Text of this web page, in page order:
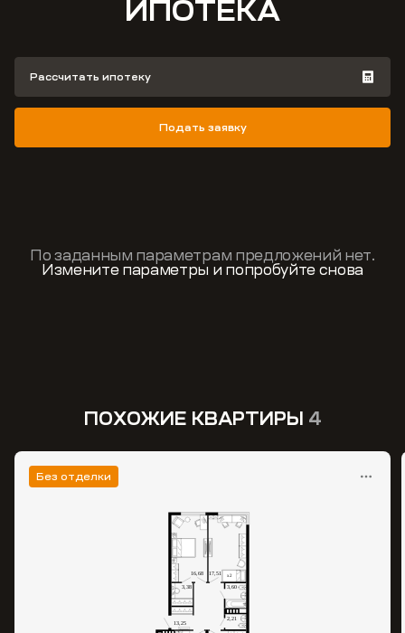
ИПОТЕКА
Подать заявку
Рассчитать ипотеку
По заданным параметрам предложений нет.
Измените параметры и попробуйте снова
ПОХОЖИЕ КВАРТИРЫ 4
Без отделки